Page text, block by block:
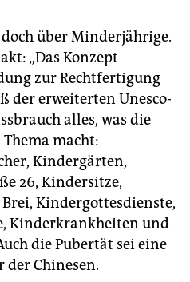
über Minderjährige.
„Das Konzept
zur Rechtfertigung
der erweiterten Unesco-
alles, was die
macht:
Kindergärten,
26, Kindersitze,
Kindergottesdienste,
Kinderkrankheiten und
die Pubertät sei eine
der Chinesen.